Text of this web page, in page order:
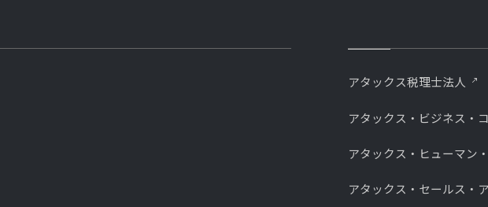
アタックス税理士法人
アタックス・ビジネス・
アタックス・ヒューマン
アタックス・セールス・